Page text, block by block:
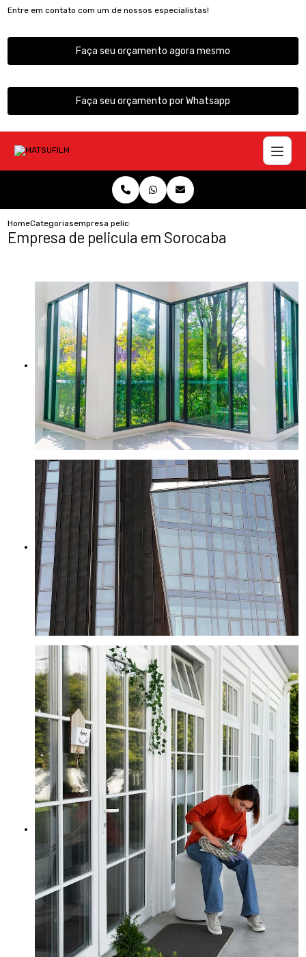
Entre em contato com um de nossos especialistas!
Faça seu orçamento agora mesmo
Faça seu orçamento por Whatsapp
HomeCategoriasempresa pelicula sorocaba
Empresa de pelicula em Sorocaba